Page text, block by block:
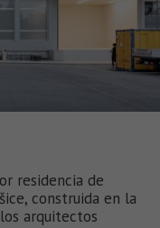
residencia de
construida en la
arquitectos